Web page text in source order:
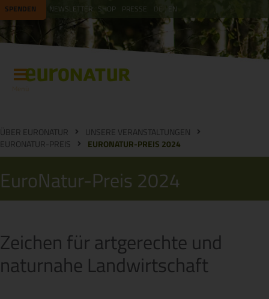
SPENDEN NEWSLETTER SHOP PRESSE EN
ÜBER EURONATUR
UNSERE VERANSTALTUNGEN
EURONATUR-PREIS
EURONATUR-PREIS 2024
EuroNatur-Preis 2024
Zeichen für artgerechte und
naturnahe Landwirtschaft